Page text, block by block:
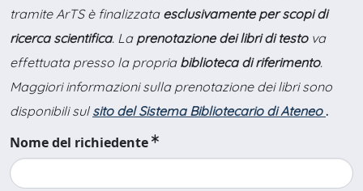
tramite ArTS è finalizzata esclusivamente per scopi di
ricerca scientifica. La prenotazione dei libri di testova
effettuata presso la propria biblioteca di riferimento.
Maggiori informazioni sulla prenotazione dei libri sono
disponibili sul sito del Sistema Bibliotecario di Ateneo .
Nome del richiedente